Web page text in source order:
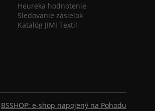
Heureka hodnotenie
Sledovanie zásielok
Katalóg JIMI Textil
BSSHOP: e-shop napojený na Pohodu